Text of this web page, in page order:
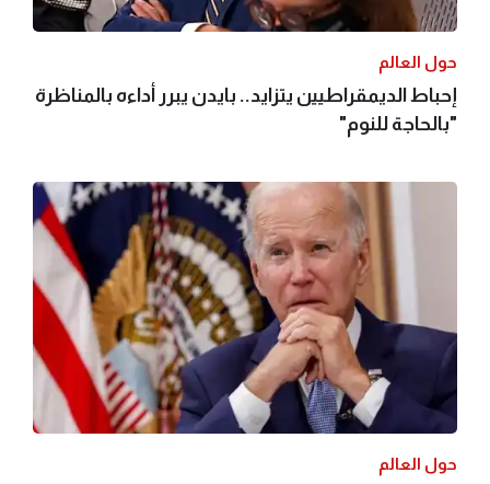
حول العالم
إحباط الديمقراطيين يتزايد.. بايدن يبرر أداءه بالمناظرة
"بالحاجة للنوم"
حول العالم